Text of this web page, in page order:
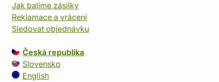
Jak balíme zásilky
Reklamace a vrácení
Sledovat objednávku
Česká republika
Slovensko
English